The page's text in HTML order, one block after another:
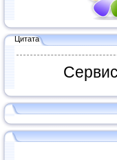
Цитата